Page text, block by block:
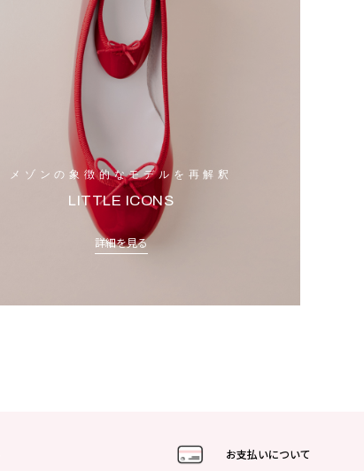
メゾンの象徴的なモデルを再解釈
LITTLE ICONS
詳細を見る
お支払いについて